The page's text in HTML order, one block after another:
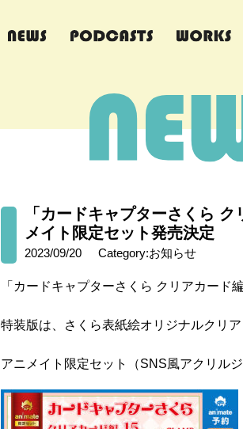
「カードキャプターさくら
メイト限定セット発売決定
2023/09/20 Category:お知らせ
「カードキャプターさくら クリアカー
特装版は、さくら表紙絵オリジナルクリ
アニメイト限定セット（SNS風アクリル